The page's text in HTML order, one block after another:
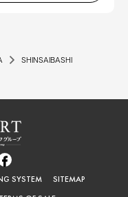
SHINSAIBASHI
SYSTEM
SITEMAP